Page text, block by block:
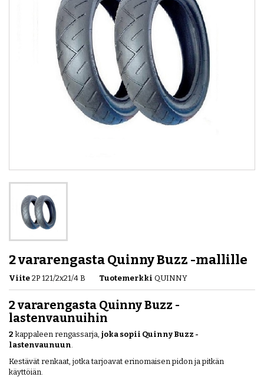
2 vararengasta Quinny Buzz -mallille
Viite 2P 121/2x21/4 B Tuotemerkki QUINNY
2 vararengasta Quinny Buzz -
lastenvaunuihin
2 kappaleen rengassarja, joka sopii Quinny Buzz -
lastenvaunuun
Kestävät renkaat, jotka tarjoavat erinomaisen pidon ja pitkän
käyttöiän.